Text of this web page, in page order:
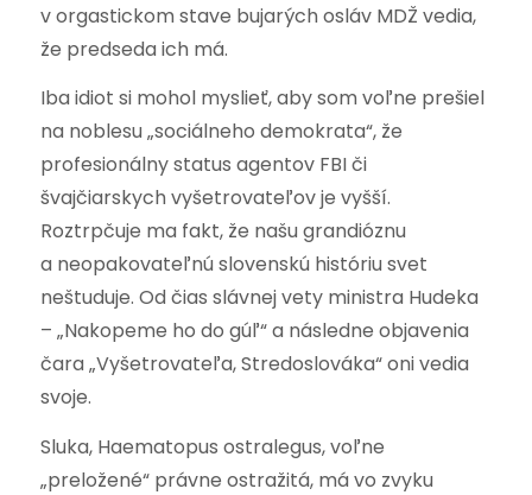
v orgastickom stave bujarých osláv MDŽ vedia,
že predseda ich má.
Iba idiot si mohol myslieť, aby som voľne prešiel
na noblesu „sociálneho demokrata“, že
profesionálny status agentov FBI či
švajčiarskych vyšetrovateľov je vyšší.
Roztrpčuje ma fakt, že našu grandióznu
a neopakovateľnú slovenskú históriu svet
neštuduje. Od čias slávnej vety ministra Hudeka
– „Nakopeme ho do gúľ“ a následne objavenia
čara „Vyšetrovateľa, Stredoslováka“ oni vedia
svoje.
Sluka, Haematopus ostralegus, voľne
„preložené“ právne ostražitá, má vo zvyku